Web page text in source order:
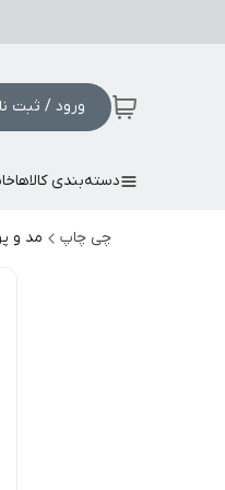
ورود / ثبت
دسته‌بندی کالاها
چی چاپ مد و